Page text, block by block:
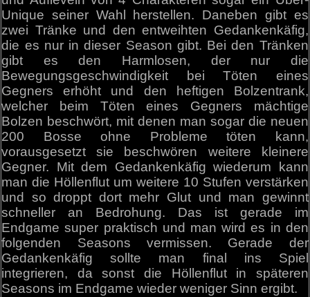
Unique seiner Wahl herstellen. Daneben gibt es
zwei Tränke und den entweihten Gedankenkäfig,
die es nur in dieser Season gibt. Bei den Tränken
gibt es den Harmlosen, der nur die
Bewegungsgeschwindigkeit bei Töten eines
Gegners erhöht und den heftigen Bolzentrank,
welcher beim Töten eines Gegners mächtige
Bolzen beschwört, mit denen man sogar die neuen
200 Bosse ohne Probleme töten kann,
vorausgesetzt sie beschwören weitere kleinere
Gegner. Mit dem Gedankenkäfig wiederum kann
man die Höllenflut um weitere 10 Stufen verstärken
und so droppt dort mehr Glut und man gewinnt
schneller an Bedrohung. Das ist gerade im
Endgame super praktisch und man wird es in den
folgenden Seasons vermissen. Gerade der
Gedankenkäfig sollte man final ins Spiel
integrieren, da sonst die Höllenflut in späteren
Seasons im Endgame wieder weniger Sinn ergibt.